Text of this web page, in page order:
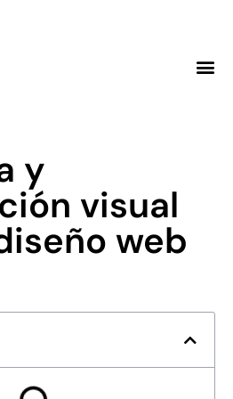
y
visual
web